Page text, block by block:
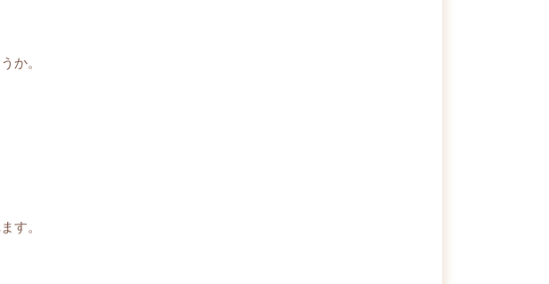
か。
す。